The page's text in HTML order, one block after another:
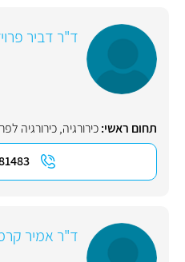
ד"ר דביר
תחום ראשי:כירורגיה,כירורגיה
ד"ר אמיר